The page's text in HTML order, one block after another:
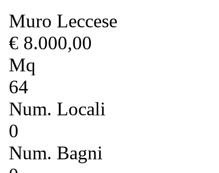
Muro Leccese
€ 8.000,00
Mq
64
Num. Locali
0
Num. Bagni